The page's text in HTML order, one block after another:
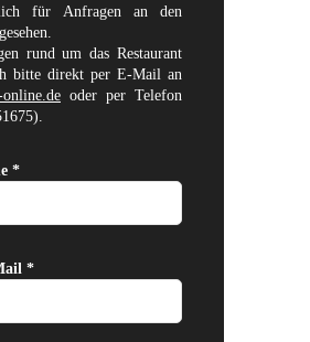
für Anfragen an den
rund um das Restaurant
bitte direkt per E-Mail an
oder per Telefon
*
*